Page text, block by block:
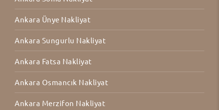
Ankara Ünye Nakliyat
Ankara Sungurlu Nakliyat
Ankara Fatsa Nakliyat
Ankara Osmancık Nakliyat
Ankara Merzifon Nakliyat